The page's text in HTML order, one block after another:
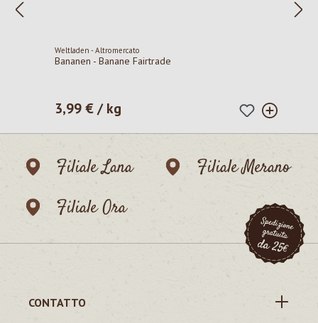
Weltladen - Altromercato
Bananen - Banane Fairtrade
Prezzo normale:
3,99 € / kg
Filiale Lana
Filiale Merano
Filiale Ora
CONTATTO